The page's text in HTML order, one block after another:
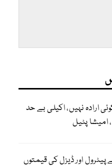
ارادہ نہیں، اکیلی بے حد
پٹیل
اور ڈیزل کی قیمتوں